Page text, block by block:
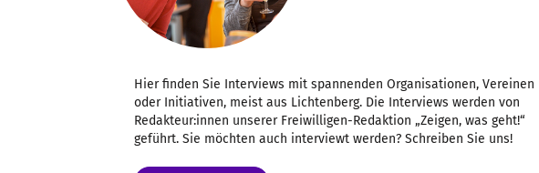
Hier finden Sie Interviews mit spannenden Organisationen, Vereinen
oder Initiativen, meist aus Lichtenberg. Die Interviews werden von
Redakteur:innen unserer Freiwilligen-Redaktion „Zeigen, was geht!“
geführt. Sie möchten auch interviewt werden? Schreiben Sie uns!